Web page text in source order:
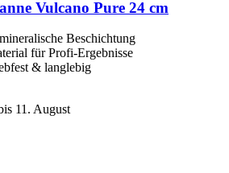
Vulcano Pure 24 cm
Beschichtung
für Profi-Ergebnisse
& langlebig
11. August